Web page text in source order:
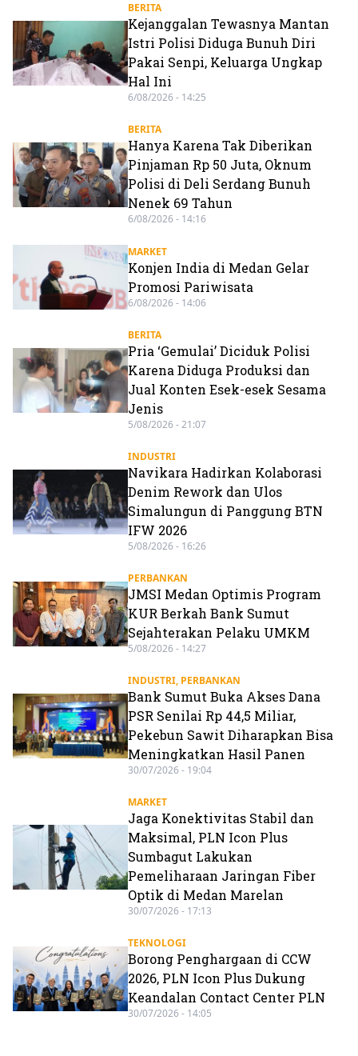
BERITA
Kejanggalan Tewasnya Mantan
Istri Polisi Diduga Bunuh Diri
Pakai Senpi, Keluarga Ungkap
Hal Ini
6/08/2026 - 14:25
BERITA
Hanya Karena Tak Diberikan
Pinjaman Rp 50 Juta, Oknum
Polisi di Deli Serdang Bunuh
Nenek 69 Tahun
6/08/2026 - 14:16
MARKET
Konjen India di Medan Gelar
Promosi Pariwisata
6/08/2026 - 14:06
BERITA
Pria ‘Gemulai’ Diciduk Polisi
Karena Diduga Produksi dan
Jual Konten Esek-esek Sesama
Jenis
5/08/2026 - 21:07
INDUSTRI
Navikara Hadirkan Kolaborasi
Denim Rework dan Ulos
Simalungun di Panggung BTN
IFW 2026
5/08/2026 - 16:26
PERBANKAN
JMSI Medan Optimis Program
KUR Berkah Bank Sumut
Sejahterakan Pelaku UMKM
5/08/2026 - 14:27
INDUSTRI, PERBANKAN
Bank Sumut Buka Akses Dana
PSR Senilai Rp 44,5 Miliar,
Pekebun Sawit Diharapkan Bisa
Meningkatkan Hasil Panen
30/07/2026 - 19:04
MARKET
Jaga Konektivitas Stabil dan
Maksimal, PLN Icon Plus
Sumbagut Lakukan
Pemeliharaan Jaringan Fiber
Optik di Medan Marelan
30/07/2026 - 17:13
TEKNOLOGI
Borong Penghargaan di CCW
2026, PLN Icon Plus Dukung
Keandalan Contact Center PLN
30/07/2026 - 14:05